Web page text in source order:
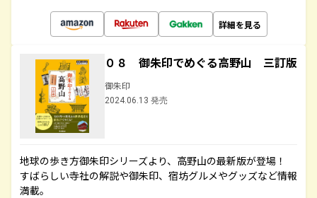
詳細を見る
０８ 御朱印でめぐる高野山 三訂版
御朱印
2024.06.13 発売
地球の歩き方御朱印シリーズより、高野山の最新版が登場！
すばらしい寺社の解説や御朱印、宿坊グルメやグッズなど情報
満載。